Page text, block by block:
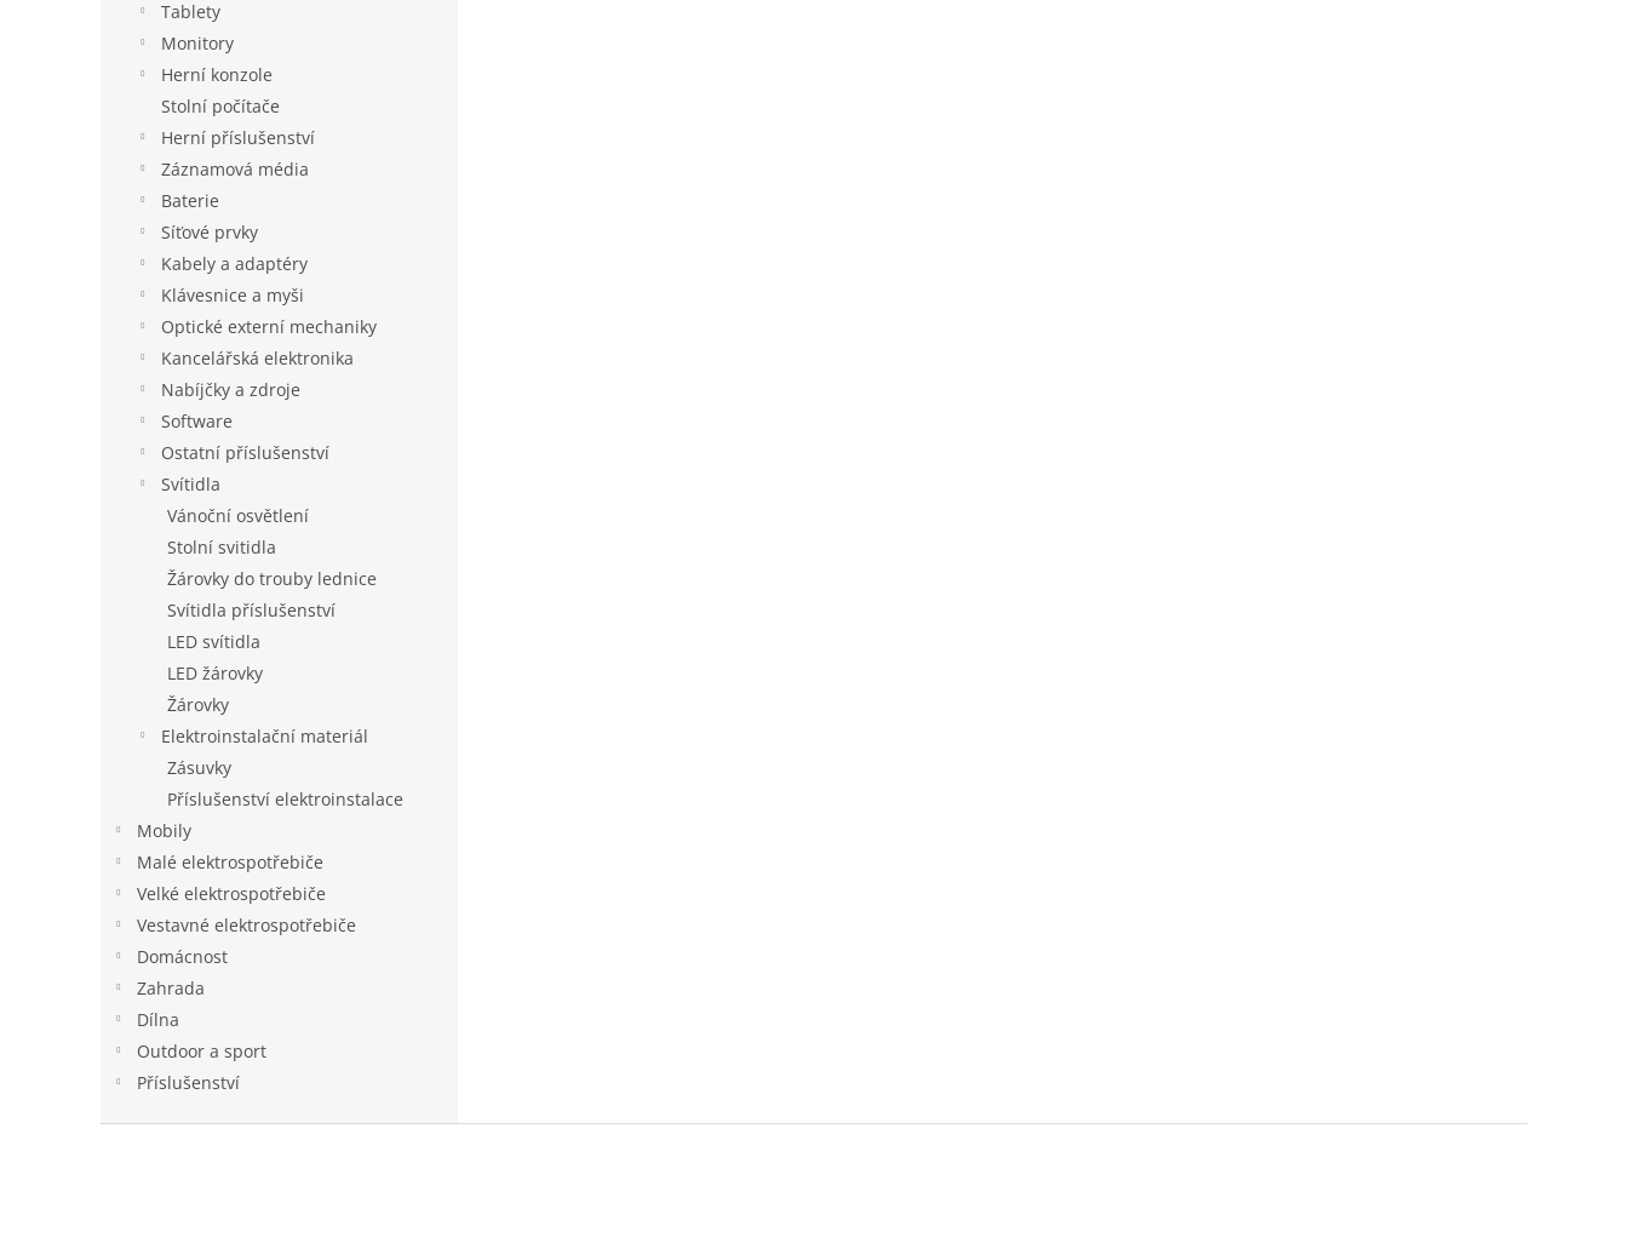
Tablety
Monitory
Herní konzole
Stolní počítače
Herní příslušenství
Záznamová média
Baterie
Síťové prvky
Kabely a adaptéry
Klávesnice a myši
Optické externí mechaniky
Kancelářská elektronika
Nabíjčky a zdroje
Software
Ostatní příslušenství
Svítidla
Vánoční osvětlení
Stolní svitidla
Žárovky do trouby lednice
Svítidla příslušenství
LED svítidla
LED žárovky
Žárovky
Elektroinstalační materiál
Zásuvky
Příslušenství elektroinstalace
Mobily
Malé elektrospotřebiče
Velké elektrospotřebiče
Vestavné elektrospotřebiče
Domácnost
Zahrada
Dílna
Outdoor a sport
Příslušenství